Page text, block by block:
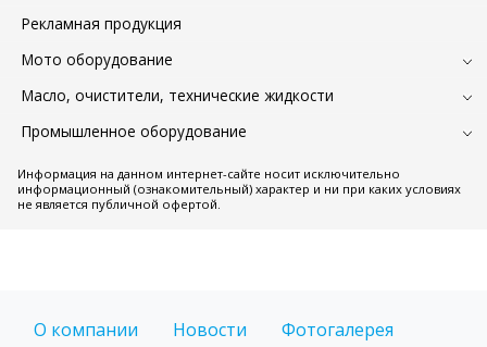
Рекламная продукция
Мото оборудование
Масло, очистители, технические жидкости
Промышленное оборудование
Информация на данном интернет-сайте носит исключительно
информационный (ознакомительный) характер и ни при каких условиях
не является публичной офертой.
О компании Новости
Фотогалерея